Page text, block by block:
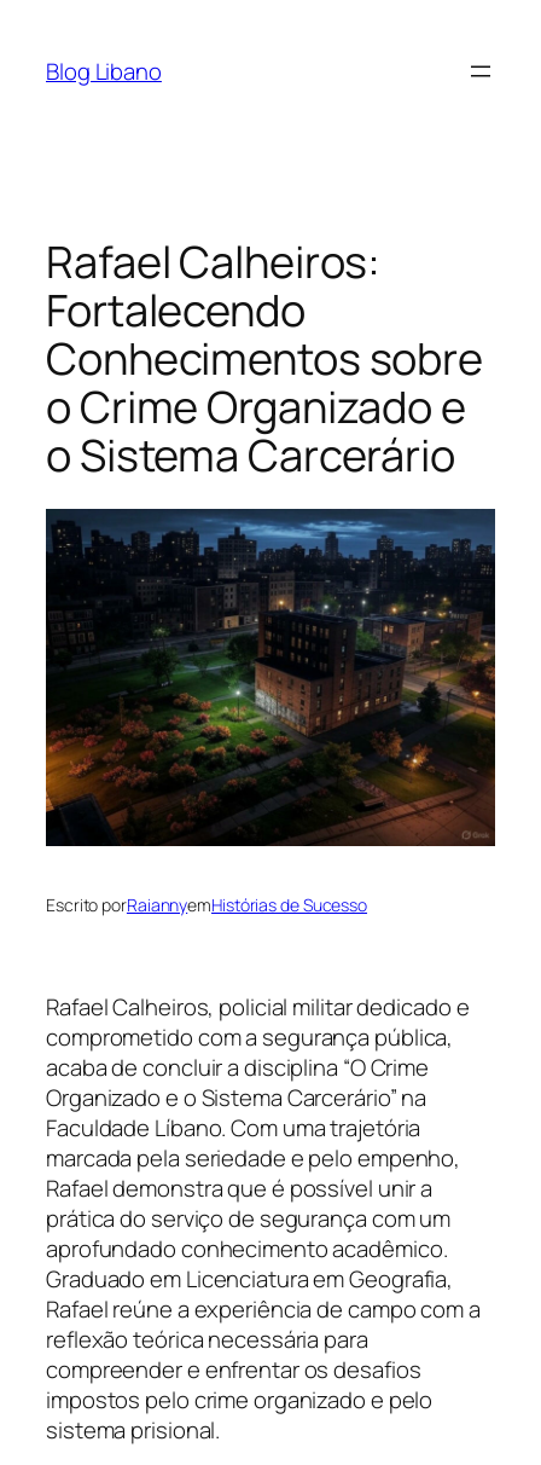
Blog Libano
Rafael Calheiros:
Fortalecendo
Conhecimentos sobre
o Crime Organizado e
o Sistema Carcerário
Escrito porRaiannyemHistórias de Sucesso
Rafael Calheiros, policial militar dedicado e
comprometido com a segurança pública,
acaba de concluir a disciplina “O Crime
Organizado e o Sistema Carcerário” na
Faculdade Líbano. Com uma trajetória
marcada pela seriedade e pelo empenho,
Rafael demonstra que é possível unir a
prática do serviço de segurança com um
aprofundado conhecimento acadêmico.
Graduado em Licenciatura em Geografia,
Rafael reúne a experiência de campo com a
reflexão teórica necessária para
compreender e enfrentar os desafios
impostos pelo crime organizado e pelo
sistema prisional.